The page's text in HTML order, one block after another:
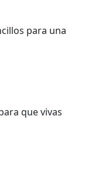
para una
que vivas